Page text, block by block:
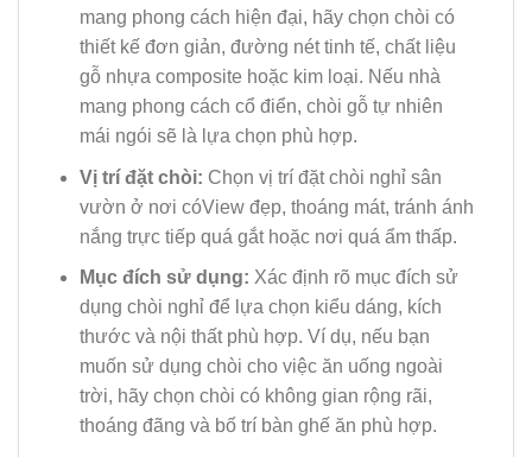
mang phong cách hiện đại, hãy chọn chòi có
thiết kế đơn giản, đường nét tinh tế, chất liệu
gỗ nhựa composite hoặc kim loại. Nếu nhà
mang phong cách cổ điển, chòi gỗ tự nhiên
mái ngói sẽ là lựa chọn phù hợp.
Vị trí đặt chòi: Chọn vị trí đặt chòi nghỉ sân
vườn ở nơi cóView đẹp, thoáng mát, tránh ánh
nắng trực tiếp quá gắt hoặc nơi quá ẩm thấp.
Mục đích sử dụng: Xác định rõ mục đích sử
dụng chòi nghỉ để lựa chọn kiểu dáng, kích
thước và nội thất phù hợp. Ví dụ, nếu bạn
muốn sử dụng chòi cho việc ăn uống ngoài
trời, hãy chọn chòi có không gian rộng rãi,
thoáng đãng và bố trí bàn ghế ăn phù hợp.